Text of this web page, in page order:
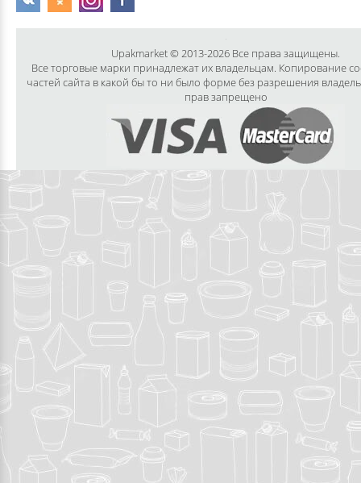
Upakmarket © 2013-2026 Все права защищены.
Все торговые марки принадлежат их владельцам. Копирование
частей сайта в какой бы то ни было форме без разрешения
прав запрещено